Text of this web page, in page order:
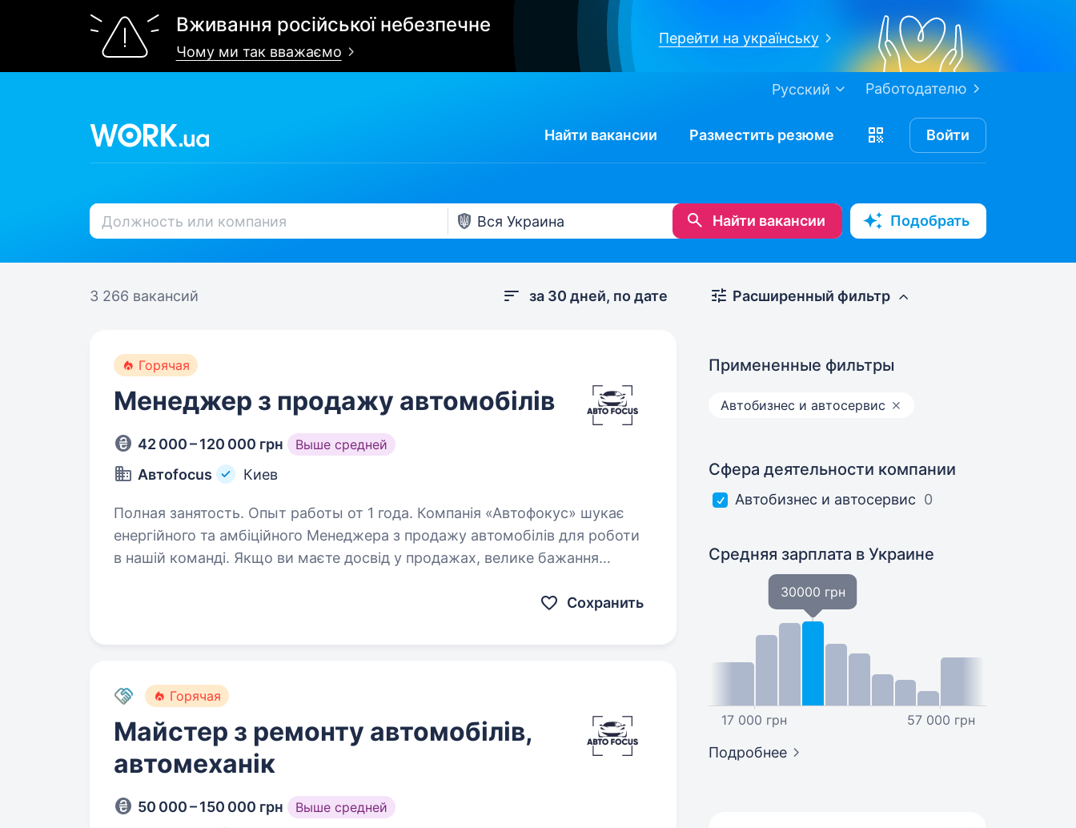
Вживання російської небезпечне
Чому ми так вважаємо
Перейти на українську
Работодателю
Русский
Найти вакансии Разместить резюме Войти
Найти вакансии Подобрать
3 266 вакансий за 30 дней, по дате
Горячая
Менеджер з продажу автомобілів
42 000 – 120 000 грн Выше средней
Автоfocus Киев
Полная занятость. Опыт работы от 1 года. Компанія «Автофокус» шукає
енергійного та амбіційного Менеджера з продажу автомобілів для роботи
в нашій команді. Якщо ви маєте досвід у продажах, велике бажання
Сохранить
Горячая
Майстер з ремонту автомобілів,
автомеханік
50 000 – 150 000 грн Выше средней
Расширенный фильтр
Примененные фильтры
Автобизнес и автосервис
Сфера деятельности компании
Автобизнес и автосервис 0
Средняя зарплата в Украине
17 000 грн
30000 грн
57 000 грн
Подробнее